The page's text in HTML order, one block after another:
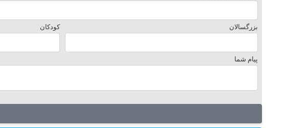
بزرگسالان کودکان
پیام شما